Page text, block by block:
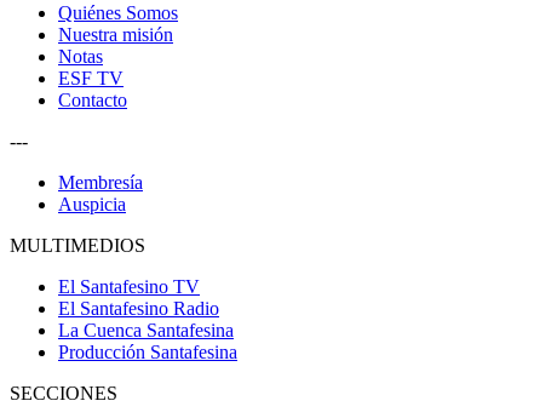
Quiénes Somos
Nuestra misión
Notas
ESF TV
Contacto
---
Membresía
Auspicia
MULTIMEDIOS
El Santafesino TV
El Santafesino Radio
La Cuenca Santafesina
Producción Santafesina
SECCIONES